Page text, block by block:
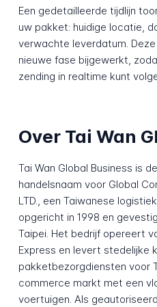
Een gedetailleerde tijdlijn
uw pakket: huidige locatie,
verwachte leverdatum.
nieuwe fase bijgewerkt,
zending in realtime kunt
Over Tai Wan
Tai Wan Global Business is
handelsnaam voor Global
LTD., een Taiwanese
opgericht in 1998 en
Taipei. Het bedrijf opereert
Express en levert stedelijke
pakketbezorgdiensten voor
commerce markt met een
voertuigen. Als